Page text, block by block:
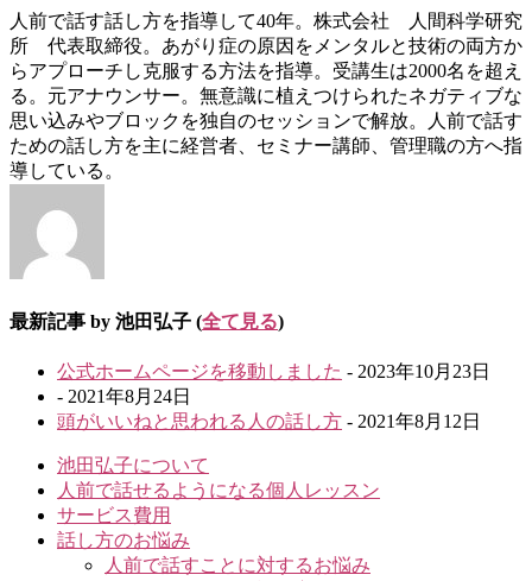
人前で話す話し方を指導して40年。株式会社 人間科学研究
所 代表取締役。あがり症の原因をメンタルと技術の両方か
らアプローチし克服する方法を指導。受講生は2000名を超え
る。元アナウンサー。無意識に植えつけられたネガティブな
思い込みやブロックを独自のセッションで解放。人前で話す
ための話し方を主に経営者、セミナー講師、管理職の方へ指
導している。
最新記事 by 池田弘子 (全て見る)
公式ホームページを移動しました - 2023年10月23日
- 2021年8月24日
頭がいいねと思われる人の話し方 - 2021年8月12日
池田弘子について
人前で話せるようになる個人レッスン
サービス費用
話し方のお悩み
人前で話すことに対するお悩み